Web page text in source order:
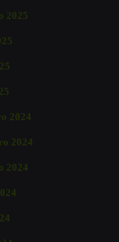
2025
2024
2024
2024